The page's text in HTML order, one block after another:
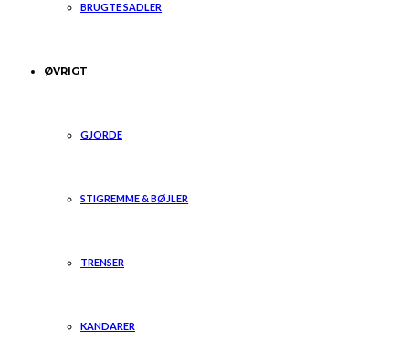
BRUGTE SADLER
ØVRIGT
GJORDE
STIGREMME & BØJLER
TRENSER
KANDARER